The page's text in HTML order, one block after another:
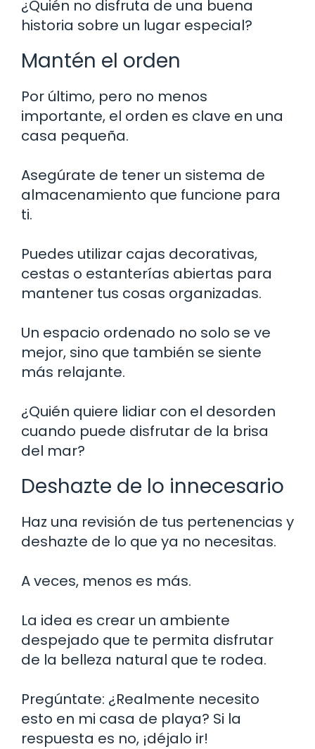
¿Quién no disfruta de una buena
historia sobre un lugar especial?
Mantén el orden
Por último, pero no menos
importante, el orden es clave en una
casa pequeña.
Asegúrate de tener un sistema de
almacenamiento que funcione para
ti.
Puedes utilizar cajas decorativas,
cestas o estanterías abiertas para
mantener tus cosas organizadas.
Un espacio ordenado no solo se ve
mejor, sino que también se siente
más relajante.
¿Quién quiere lidiar con el desorden
cuando puede disfrutar de la brisa
del mar?
Deshazte de lo innecesario
Haz una revisión de tus pertenencias y
deshazte de lo que ya no necesitas.
A veces, menos es más.
La idea es crear un ambiente
despejado que te permita disfrutar
de la belleza natural que te rodea.
Pregúntate: ¿Realmente necesito
esto en mi casa de playa? Si la
respuesta es no, ¡déjalo ir!